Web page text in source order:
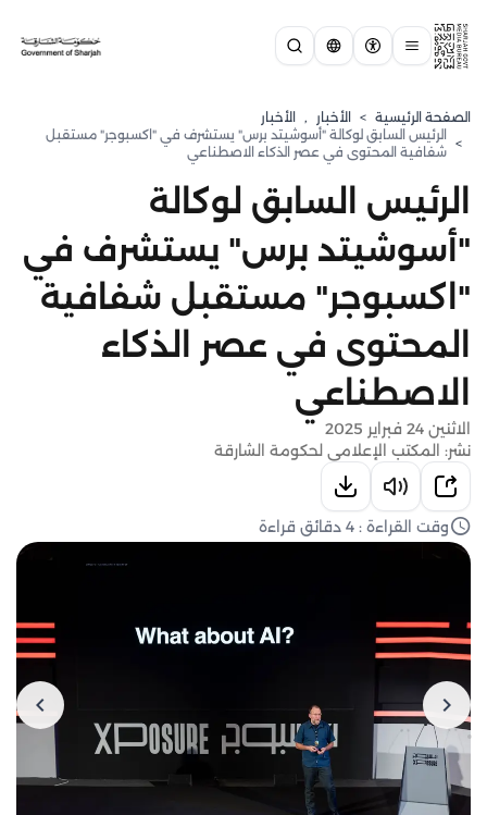
الصفحة الرئيسية > الأخبار , الأخبار
>
الرئيس السابق لوكالة "أسوشيتد برس" يستشرف في "اكسبوجر" مستقبل
شفافية المحتوى في عصر الذكاء الاصطناعي
الرئيس السابق لوكالة
"أسوشيتد برس" يستشرف في
"اكسبوجر" مستقبل شفافية
المحتوى في عصر الذكاء
الاصطناعي
الاثنين 24 فبراير 2025
نشر: المكتب الإعلامي لحكومة الشارقة
وقت القراءة : 4 دقائق قراءة